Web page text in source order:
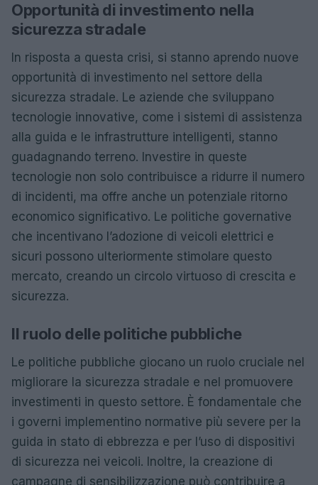
Opportunità di investimento nella
sicurezza stradale
In risposta a questa crisi, si stanno aprendo nuove
opportunità di investimento nel settore della
sicurezza stradale. Le aziende che sviluppano
tecnologie innovative, come i sistemi di assistenza
alla guida e le infrastrutture intelligenti, stanno
guadagnando terreno. Investire in queste
tecnologie non solo contribuisce a ridurre il numero
di incidenti, ma offre anche un potenziale ritorno
economico significativo. Le politiche governative
che incentivano l’adozione di veicoli elettrici e
sicuri possono ulteriormente stimolare questo
mercato, creando un circolo virtuoso di crescita e
sicurezza.
Il ruolo delle politiche pubbliche
Le politiche pubbliche giocano un ruolo cruciale nel
migliorare la sicurezza stradale e nel promuovere
investimenti in questo settore. È fondamentale che
i governi implementino normative più severe per la
guida in stato di ebbrezza e per l’uso di dispositivi
di sicurezza nei veicoli. Inoltre, la creazione di
campagne di sensibilizzazione può contribuire a